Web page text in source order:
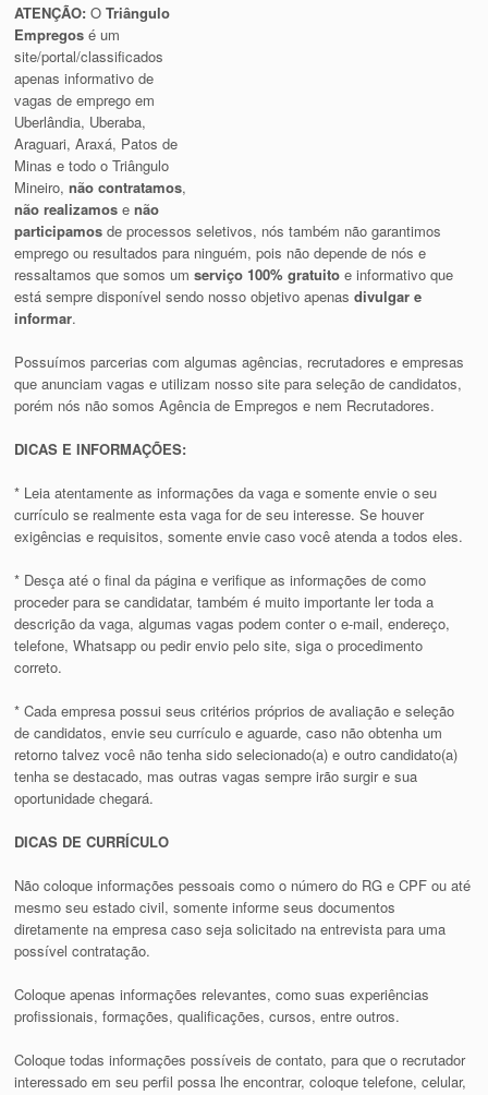
ATENÇÃO: OTriângulo
Empregos é um
site/portal/classificados
apenas informativo de
vagas de emprego em
Uberlândia, Uberaba,
Araguari, Araxá, Patos de
Minas e todo o Triângulo
Mineiro,não contratamos,
não realizamos enão
participamos de processos seletivos, nós também não garantimos
emprego ou resultados para ninguém, pois não depende de nós e
ressaltamos que somos umserviço 100% gratuito e informativo que
está sempre disponível sendo nosso objetivo apenasdivulgar e
informar.
Possuímos parcerias com algumas agências, recrutadores e empresas
que anunciam vagas e utilizam nosso site para seleção de candidatos,
porém nós não somos Agência de Empregos e nem Recrutadores.
DICAS E INFORMAÇÕES:
* Leia atentamente as informações da vaga e somente envie o seu
currículo se realmente esta vaga for de seu interesse. Se houver
exigências e requisitos, somente envie caso você atenda a todos eles.
* Desça até o final da página e verifique as informações de como
proceder para se candidatar, também é muito importante ler toda a
descrição da vaga, algumas vagas podem conter o e-mail, endereço,
telefone, Whatsapp ou pedir envio pelo site, siga o procedimento
correto.
* Cada empresa possui seus critérios próprios de avaliação e seleção
de candidatos, envie seu currículo e aguarde, caso não obtenha um
retorno talvez você não tenha sido selecionado(a) e outro candidato(a)
tenha se destacado, mas outras vagas sempre irão surgir e sua
oportunidade chegará.
DICAS DE CURRÍCULO
Não coloque informações pessoais como o número do RG e CPF ou até
mesmo seu estado civil, somente informe seus documentos
diretamente na empresa caso seja solicitado na entrevista para uma
possível contratação.
Coloque apenas informações relevantes, como suas experiências
profissionais, formações, qualificações, cursos, entre outros.
Coloque todas informações possíveis de contato, para que o recrutador
interessado em seu perfil possa lhe encontrar, coloque telefone, celular,